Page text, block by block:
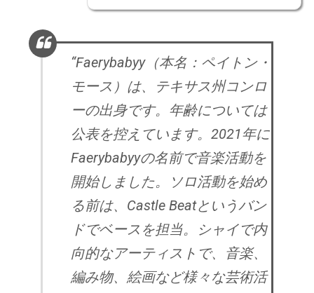
“Faerybabyy（本名：ペイトン・
モース）は、テキサス州コンロ
ーの出身です。年齢については
公表を控えています。2021年に
Faerybabyyの名前で音楽活動を
開始しました。ソロ活動を始め
る前は、Castle Beatというバン
ドでベースを担当。シャイで内
向的なアーティストで、音楽、
編み物、絵画など様々な芸術活